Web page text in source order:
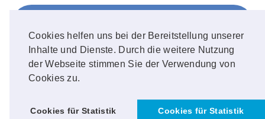
Cookies helfen uns bei der Bereitstellung unserer
Inhalte und Dienste. Durch die weitere Nutzung
der Webseite stimmen Sie der Verwendung von
Cookies zu.
Cookies für Statistik Cookies für Statistik
FOLLOW ME!
Instagram
OUR PHOTOS!